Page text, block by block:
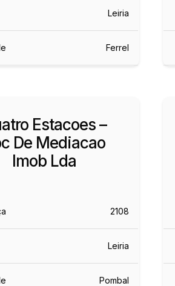
Leiria
Ferrel
Estacoes –
De Mediacao
Imob Lda
2108
Leiria
Pombal